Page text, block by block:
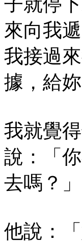
來向我
我接過
據，給
我就覺
說：「
去嗎？」
他說：